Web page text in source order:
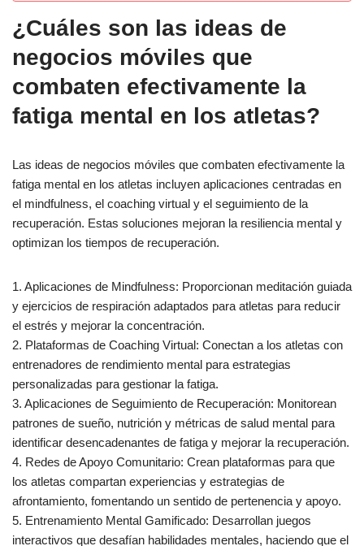
¿Cuáles son las ideas de
negocios móviles que
combaten efectivamente la
fatiga mental en los atletas?
Las ideas de negocios móviles que combaten efectivamente la
fatiga mental en los atletas incluyen aplicaciones centradas en
el mindfulness, el coaching virtual y el seguimiento de la
recuperación. Estas soluciones mejoran la resiliencia mental y
optimizan los tiempos de recuperación.
1. Aplicaciones de Mindfulness: Proporcionan meditación guiada
y ejercicios de respiración adaptados para atletas para reducir
el estrés y mejorar la concentración.
2. Plataformas de Coaching Virtual: Conectan a los atletas con
entrenadores de rendimiento mental para estrategias
personalizadas para gestionar la fatiga.
3. Aplicaciones de Seguimiento de Recuperación: Monitorean
patrones de sueño, nutrición y métricas de salud mental para
identificar desencadenantes de fatiga y mejorar la recuperación.
4. Redes de Apoyo Comunitario: Crean plataformas para que
los atletas compartan experiencias y estrategias de
afrontamiento, fomentando un sentido de pertenencia y apoyo.
5. Entrenamiento Mental Gamificado: Desarrollan juegos
interactivos que desafían habilidades mentales, haciendo que el